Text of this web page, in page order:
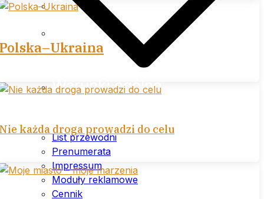
Polityka prywatności (plików
cookies) serwisu
Warunki ogólne
List przewodni
Prenumerata
Impressum
Moduły reklamowe
Cennik
każda droga prowadzi do celu